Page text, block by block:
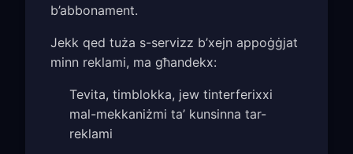
b’abbonament.
Jekk qed tuża s-servizz b’xejn appoġġjat
minn reklami, ma għandekx:
Tevita, timblokka, jew tinterferixxi
mal-mekkaniżmi ta’ kunsinna tar-
reklami